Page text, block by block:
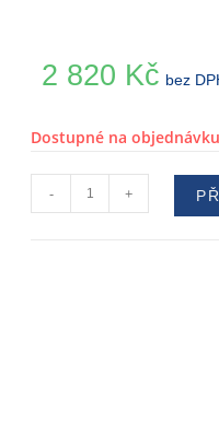
2 820 Kč bez
Dostupné na objednávku
- +